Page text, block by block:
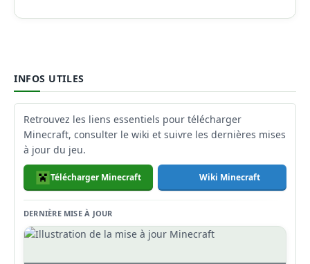
INFOS UTILES
Retrouvez les liens essentiels pour télécharger
Minecraft, consulter le wiki et suivre les dernières mises
à jour du jeu.
Télécharger Minecraft Wiki Minecraft
DERNIÈRE MISE À JOUR